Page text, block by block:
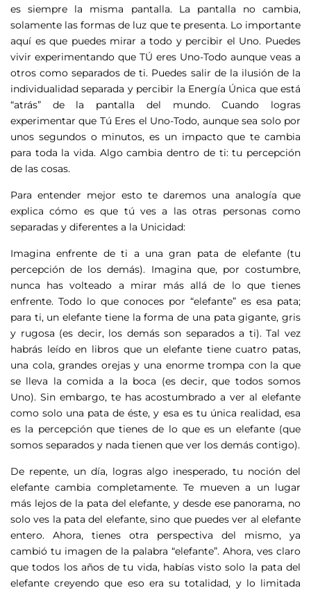
es siempre la misma pantalla. La pantalla no cambia,
solamente las formas de luz que te presenta. Lo importante
aquí es que puedes mirar a todo y percibir el Uno. Puedes
vivir experimentando que TÚ eres Uno-Todo aunque veas a
otros como separados de ti. Puedes salir de la ilusión de la
individualidad separada y percibir la Energía Única que está
“atrás” de la pantalla del mundo. Cuando logras
experimentar que Tú Eres el Uno-Todo, aunque sea solo por
unos segundos o minutos, es un impacto que te cambia
para toda la vida. Algo cambia dentro de ti: tu percepción
de las cosas.
Para entender mejor esto te daremos una analogía que
explica cómo es que tú ves a las otras personas como
separadas y diferentes a la Unicidad:
Imagina enfrente de ti a una gran pata de elefante (tu
percepción de los demás). Imagina que, por costumbre,
nunca has volteado a mirar más allá de lo que tienes
enfrente. Todo lo que conoces por “elefante” es esa pata;
para ti, un elefante tiene la forma de una pata gigante, gris
y rugosa (es decir, los demás son separados a ti). Tal vez
habrás leído en libros que un elefante tiene cuatro patas,
una cola, grandes orejas y una enorme trompa con la que
se lleva la comida a la boca (es decir, que todos somos
Uno). Sin embargo, te has acostumbrado a ver al elefante
como solo una pata de éste, y esa es tu única realidad, esa
es la percepción que tienes de lo que es un elefante (que
somos separados y nada tienen que ver los demás contigo).
De repente, un día, logras algo inesperado, tu noción del
elefante cambia completamente. Te mueven a un lugar
más lejos de la pata del elefante, y desde ese panorama, no
solo ves la pata del elefante, sino que puedes ver al elefante
entero. Ahora, tienes otra perspectiva del mismo, ya
cambió tu imagen de la palabra “elefante”. Ahora, ves claro
que todos los años de tu vida, habías visto solo la pata del
elefante creyendo que eso era su totalidad, y lo limitada